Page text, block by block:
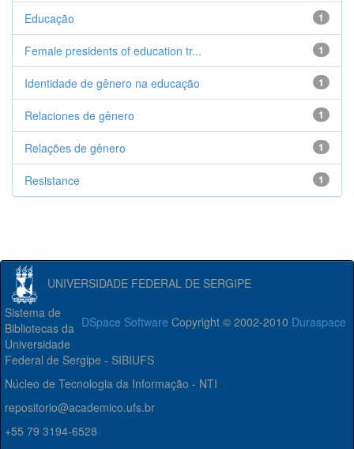
1
Educação
1
Female presidents of education tr...
1
Identidade de gênero na educação
1
Relaciones de gênero
1
Relações de gênero
1
Resistance
UNIVERSIDADE FEDERAL DE SERGIPE
DSpace Software Copyright © 2002-2010 Duraspace
Sistema de
Bibliotecas da
Universidade
Federal de Sergipe - SIBIUFS
Núcleo de Tecnologia da Informação - NTI
repositorio@academico.ufs.br
+55 79 3194-6528